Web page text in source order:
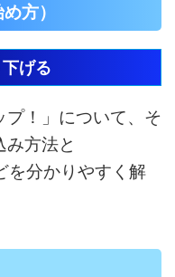
方）
げる
プ！」について、そ
み方法と
を分かりやすく解